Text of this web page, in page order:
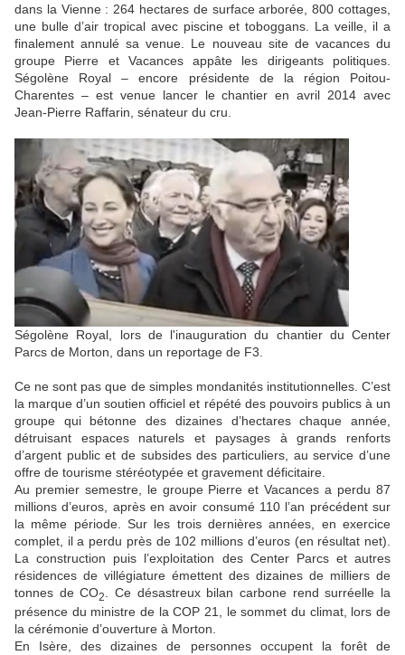
dans la Vienne : 264 hectares de surface arborée, 800 cottages,
une bulle d’air tropical avec piscine et toboggans. La veille, il a
finalement annulé sa venue. Le nouveau site de vacances du
groupe Pierre et Vacances appâte les dirigeants politiques.
Ségolène Royal – encore présidente de la région Poitou-
Charentes – est venue lancer le chantier en avril 2014 avec
Jean-Pierre Raffarin, sénateur du cru.
Ségolène Royal, lors de l'inauguration du chantier du Center
Parcs de Morton, dans un reportage de F3.
Ce ne sont pas que de simples mondanités institutionnelles. C’est
la marque d’un soutien officiel et répété des pouvoirs publics à un
groupe qui bétonne des dizaines d’hectares chaque année,
détruisant espaces naturels et paysages à grands renforts
d’argent public et de subsides des particuliers, au service d’une
offre de tourisme stéréotypée et gravement déficitaire.
Au premier semestre, le groupe Pierre et Vacances a perdu 87
millions d’euros, après en avoir consumé 110 l’an précédent sur
la même période. Sur les trois dernières années, en exercice
complet, il a perdu près de 102 millions d’euros (en résultat net).
La construction puis l’exploitation des Center Parcs et autres
résidences de villégiature émettent des dizaines de milliers de
tonnes de CO2
. Ce désastreux bilan carbone rend surréelle la
présence du ministre de la COP 21, le sommet du climat, lors de
la cérémonie d’ouverture à Morton.
En Isère, des dizaines de personnes occupent la forêt de